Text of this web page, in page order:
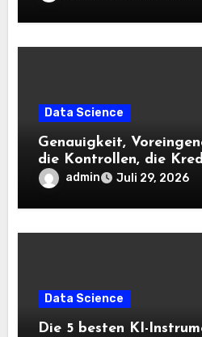
Data Science
Genauigkeit,
die Kontrollen, die
benötigen |
admin Juli 29, 2026
Data Science
Die 5 besten KI-